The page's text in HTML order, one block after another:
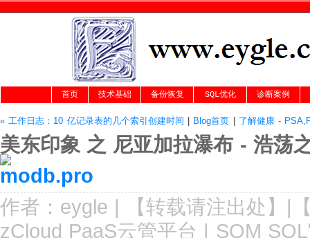
首页 技术基础 备份恢复 SQL优化 诊断案例
« 工作日志：10 亿记录表的几个索引创建时间 Blog首页 了解健康 -
美东印象 之 尼亚加拉瀑布 - 浩荡
作者： eygle | 【转载请注出处 】|
zCloud PaaS云管平台 | SQM